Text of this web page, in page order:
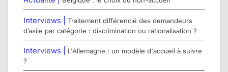
Interviews | Traitement différencié des demandeurs
d’asile par catégorie : discrimination ou rationalisation ?
Interviews |
L'Allemagne : un modèle d'accueil à suivre
?